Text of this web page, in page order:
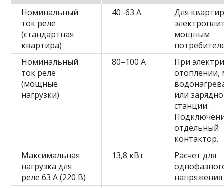
Номинальный
ток реле
(стандартная
квартира)
40–63 А
Для
мощным
Номинальный
ток реле
(мощные
нагрузки)
80–100 А
При
или
станции.
отдельный
контактор.
Максимальная
нагрузка для
реле 63 А (220 В)
13,8 кВт
Расчет для
напряжения